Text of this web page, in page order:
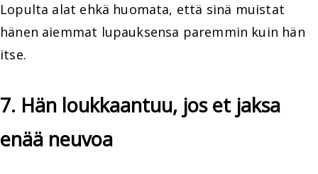
Lopulta alat ehkä huomata, että sinä muistat
hänen aiemmat lupauksensa paremmin kuin hän
itse.
7. Hän loukkaantuu, jos et jaksa
enää neuvoa